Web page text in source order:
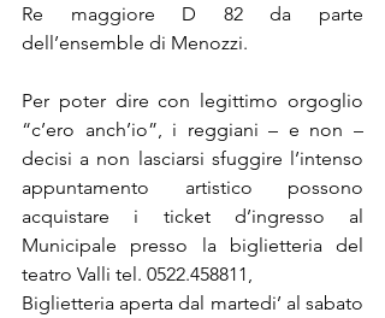
Re maggiore D 82 da parte
dell’ensemble di Menozzi.
Per poter dire con legittimo orgoglio
“c’ero anch’io”, i reggiani – e non –
decisi a non lasciarsi sfuggire l’intenso
appuntamento artistico possono
acquistare i ticket d’ingresso al
Municipale presso la biglietteria del
teatro Valli tel. 0522.458811,
Biglietteria aperta dal martedi’ al sabato